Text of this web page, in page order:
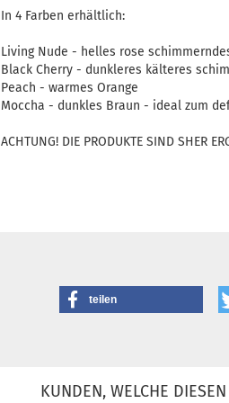
In 4 Farben erhältlich:
Living Nude - helles rose
Black Cherry - dunkleres kälteres
Peach - warmes Orange
Moccha - dunkles Braun - ideal zum
ACHTUNG! DIE PRODUKTE SIND SHER
teilen
KUNDEN, WELCHE